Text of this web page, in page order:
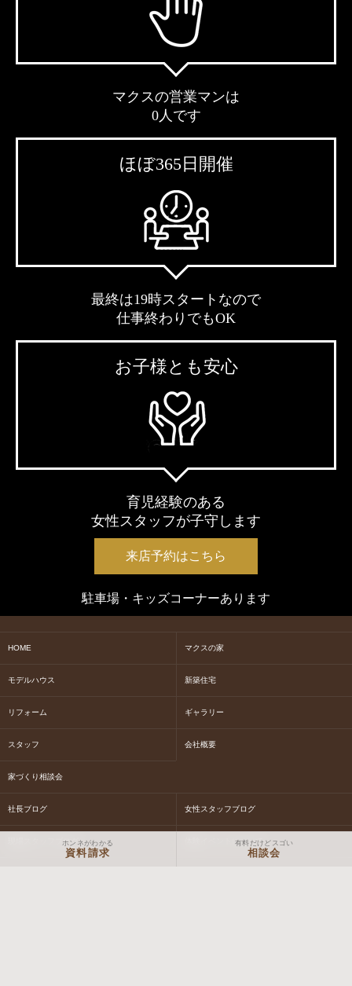
マクスの営業マンは
0人です
ほぼ365日開催
最終は19時スタートなので
仕事終わりでもOK
お子様とも安心
育児経験のある
女性スタッフが子守します
来店予約はこちら
駐車場・キッズコーナーあります
HOME マクスの家
モデルハウス 新築住宅
リフォーム ギャラリー
スタッフ 会社概要
家づくり相談会
社長ブログ 女性スタッフブログ
現場スタッフブログ 体験イベントについて
ホンネがわかる
資料請求
有料だけどスゴい
相談会